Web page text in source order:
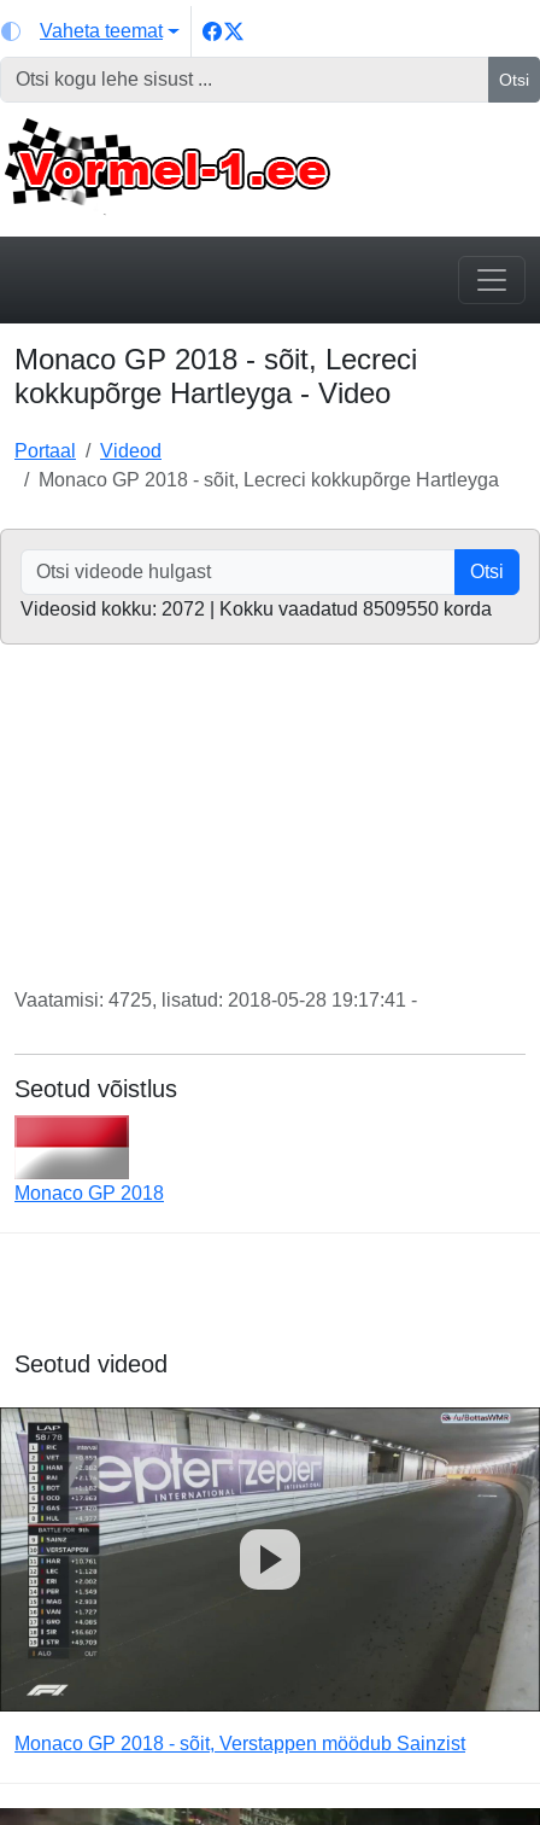
Vaheta teemat
Otsi
Monaco GP 2018 - sõit, Lecreci
kokkupõrge Hartleyga - Video
Portaal
Videod
Monaco GP 2018 - sõit, Lecreci kokkupõrge Hartleyga
Otsi
Videosid kokku: 2072 | Kokku vaadatud 8509550 korda
Vaatamisi: 4725, lisatud: 2018-05-28 19:17:41 -
Seotud võistlus
Monaco GP 2018
Seotud videod
Monaco GP 2018 - sõit, Verstappen möödub Sainzist